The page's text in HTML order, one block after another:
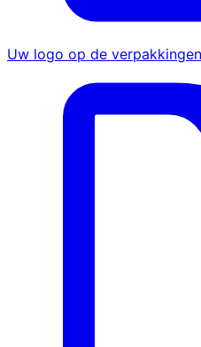
Uw logo op de verpakkingen